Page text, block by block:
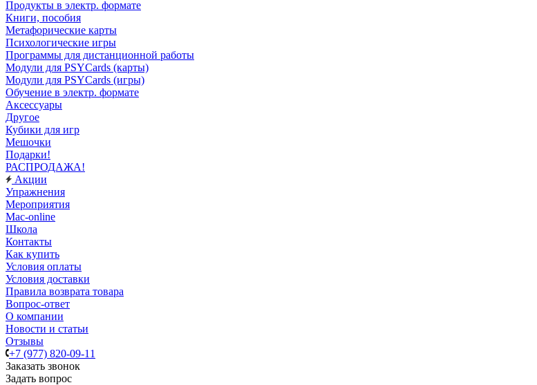
Продукты в электр. формате
Книги, пособия
Метафорические карты
Психологические игры
Программы для дистанционной работы
Модули для PSYCards (карты)
Модули для PSYCards (игры)
Обучение в электр. формате
Аксессуары
Другое
Кубики для игр
Мешочки
Подарки!
РАСПРОДАЖА!
Акции
Упражнения
Мероприятия
Mac-online
Школа
Контакты
Как купить
Условия оплаты
Условия доставки
Правила возврата товара
Вопрос-ответ
О компании
Новости и статьи
Отзывы
+7 (977) 820-09-11
Заказать звонок
Задать вопрос